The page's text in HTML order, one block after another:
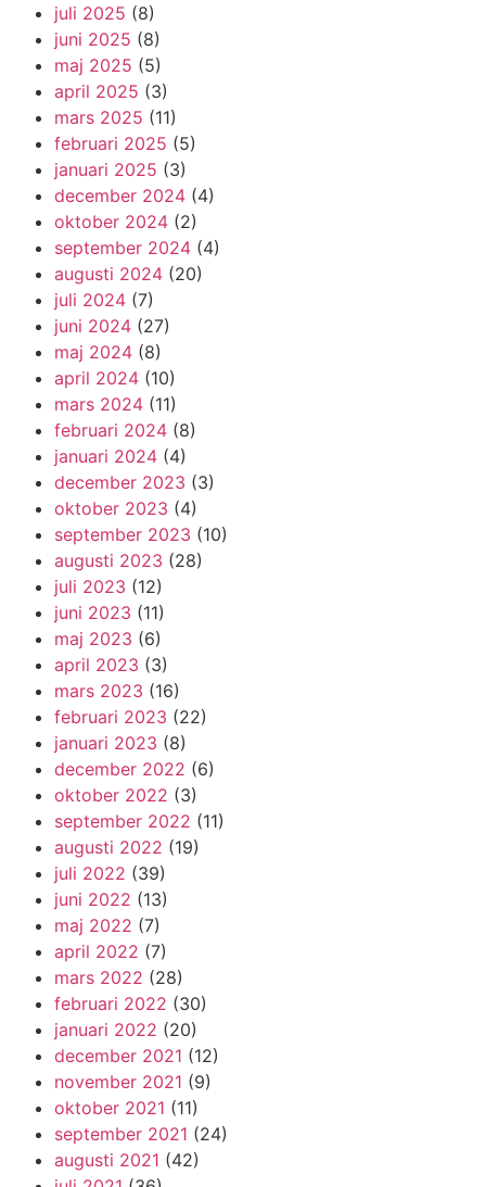
juli 2025 (8)
juni 2025 (8)
maj 2025 (5)
april 2025 (3)
mars 2025 (11)
februari 2025 (5)
januari 2025 (3)
december 2024 (4)
oktober 2024 (2)
september 2024 (4)
augusti 2024 (20)
juli 2024 (7)
juni 2024 (27)
maj 2024 (8)
april 2024 (10)
mars 2024 (11)
februari 2024 (8)
januari 2024 (4)
december 2023 (3)
oktober 2023 (4)
september 2023 (10)
augusti 2023 (28)
juli 2023 (12)
juni 2023 (11)
maj 2023 (6)
april 2023 (3)
mars 2023 (16)
februari 2023 (22)
januari 2023 (8)
december 2022 (6)
oktober 2022 (3)
september 2022 (11)
augusti 2022 (19)
juli 2022 (39)
juni 2022 (13)
maj 2022 (7)
april 2022 (7)
mars 2022 (28)
februari 2022 (30)
januari 2022 (20)
december 2021 (12)
november 2021 (9)
oktober 2021 (11)
september 2021 (24)
augusti 2021 (42)